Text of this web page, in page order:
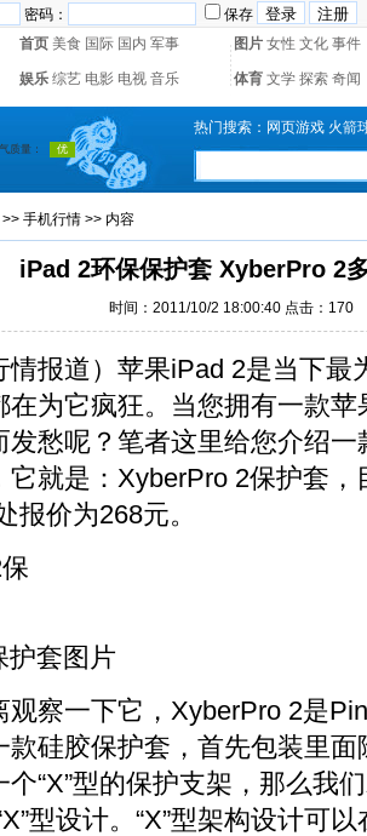
密码：
保存
首页 美食 国际 国内 军事 图片 女性 文化 事件
娱乐 综艺 电影 电视 音乐 体育 文学 探索 奇闻
热门搜索： 网页游戏 火箭
>> 手机行情 >> 内容
iPad 2环保保护套 XyberPro 2
时间：2011/10/2 18:00:40 点击： 170
情报道）苹果iPad 2是当下
在为它疯狂。当您拥有一款
发愁呢？笔者这里给您介绍
它就是：XyberPro 2保护套，
报价为268元。
护套图片
观察一下它，XyberPro 2是
款硅胶保护套，首先包装里
个“X”型的保护支架，那么我
型设计。“X”型架构设计可